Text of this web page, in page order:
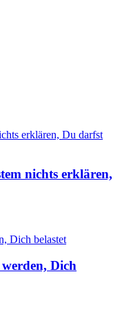
nichts erklären,
Dich